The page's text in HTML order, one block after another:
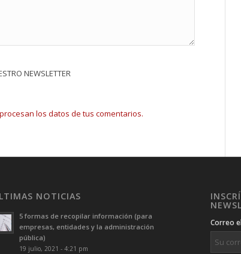
NEWSLETTER
los datos de tus comentarios.
NOTICIAS
5 formas de recopilar información (para
empresas, entidades y la administración
pública)
19 julio, 2021 - 4:21 pm
Correo